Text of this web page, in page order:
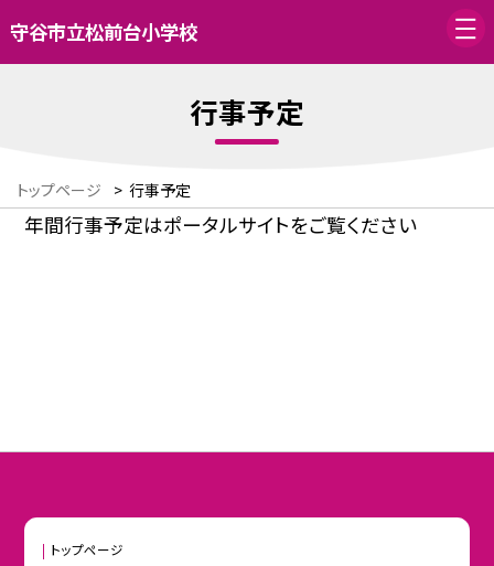
守谷市立松前台小学校
行事予定
トップページ > 行事予定
年間行事予定はポータルサイトをご覧ください
トップページ